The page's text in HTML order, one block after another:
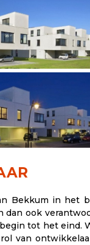
Bekkum in het
dan ook
tot het eind.
van